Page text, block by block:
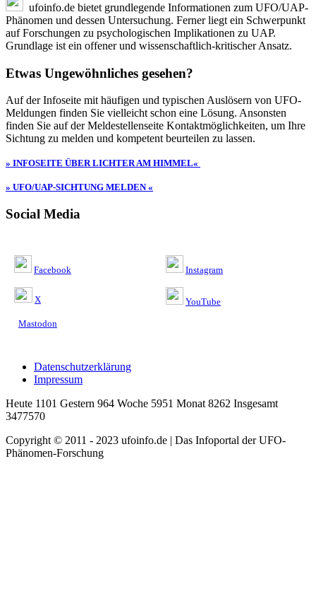
ufoinfo.de bietet grundlegende Informationen zum UFO/UAP-
Phänomen und dessen Untersuchung. Ferner liegt ein Schwerpunkt
auf Forschungen zu psychologischen Implikationen zu UAP.
Grundlage ist ein offener und wissenschaftlich-kritischer Ansatz.
Etwas Ungewöhnliches gesehen?
Auf der Infoseite mit häufigen und typischen Auslösern von UFO-
Meldungen finden Sie vielleicht schon eine Lösung. Ansonsten
finden Sie auf der Meldestellenseite Kontaktmöglichkeiten, um Ihre
Sichtung zu melden und kompetent beurteilen zu lassen.
» INFOSEITE ÜBER LICHTER AM HIMMEL«
» UFO/UAP-SICHTUNG MELDEN «
Social Media
Facebook
X
Mastodon
Instagram
YouTube
Datenschutzerklärung
Impressum
Heute 1101 Gestern 964 Woche 5951 Monat 8262 Insgesamt
3477570
Copyright © 2011 - 2023 ufoinfo.de | Das Infoportal der UFO-
Phänomen-Forschung